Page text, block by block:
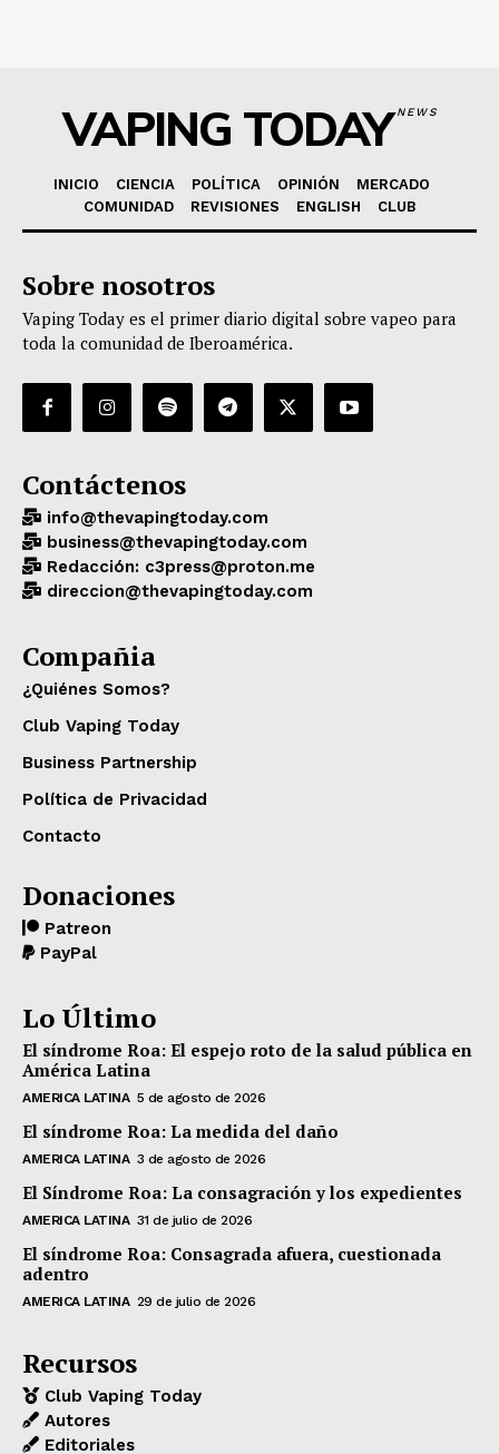
VAPING TODAYNEWS
INICIO CIENCIA POLÍTICA OPINIÓN
MERCADO
COMUNIDAD
REVISIONES ENGLISH CLUB
Sobre nosotros
Vaping Today es el primer diario digital sobre vapeo para
toda la comunidad de Iberoamérica.
Contáctenos
info@thevapingtoday.com
business@thevapingtoday.com
Redacción: c3press@proton.me
direccion@thevapingtoday.com
Compañia
¿Quiénes Somos?
Club Vaping Today
Business Partnership
Política de Privacidad
Contacto
Donaciones
Patreon
PayPal
Lo Último
El síndrome Roa: El espejo roto de la salud pública en
América Latina
AMERICA LATINA 5 de agosto de 2026
El síndrome Roa: La medida del daño
AMERICA LATINA 3 de agosto de 2026
El Síndrome Roa: La consagración y los expedientes
AMERICA LATINA 31 de julio de 2026
El síndrome Roa: Consagrada afuera, cuestionada
adentro
AMERICA LATINA 29 de julio de 2026
Recursos
Club Vaping Today
Autores
Editoriales